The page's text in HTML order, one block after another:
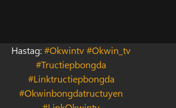
Hastag:#Okwintv #Okwin_tv
#Tructiepbongda
#Linktructiepbongda
#Okwinbongdatructuyen